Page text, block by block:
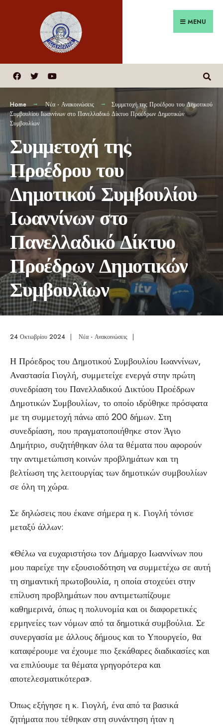
MENU
Home Νέα - Ανακοινώσεις
Συμμετοχή της Προέδρου του Δημοτικού
Συμβουλίου Ιωαννίνων στο Πανελλαδικό Δίκτυο Προέδρων Δημοτικών
Συμβουλίων
Συμμετοχή της
Προέδρου του
Δημοτικού Συμβουλίου
Ιωαννίνων στο
Πανελλαδικό Δίκτυο
Προέδρων Δημοτικών
Συμβουλίων
24 Οκτωβρίου 2024 | Νέα - Ανακοινώσεις |
Η Πρόεδρος του Δημοτικού Συμβουλίου Ιωαννίνων,
Αναστασία Γιογλή, συμμετείχε ενεργά στην πρώτη
συνεδρίαση του Πανελλαδικού Δικτύου Προέδρων
Δημοτικών Συμβουλίων, το οποίο ιδρύθηκε πρόσφατα
με τη συμμετοχή πάνω από 200 δήμων. Στη
συνεδρίαση, που πραγματοποιήθηκε στον Άγιο
Δημήτριο, συζητήθηκαν όλα τα θέματα που αφορούν
την αντιμετώπιση κοινών προβλημάτων και τη
βελτίωση της λειτουργίας των δημοτικών συμβουλίων
σε όλη τη χώρα.
Σε δηλώσεις που έκανε σήμερα η κ. Γιογλή τόνισε
μεταξύ άλλων:
«Θέλω να ευχαριστήσω τον Δήμαρχο Ιωαννίνων που
μου παρείχε την εξουσιοδότηση να συμμετέχω σε αυτή
τη σημαντική πρωτοβουλία, η οποία στοχεύει στην
επίλυση προβλημάτων που αντιμετωπίζουμε
καθημερινά, όπως η πολυνομία και οι διαφορετικές
ερμηνείες των νόμων από τα δημοτικά συμβούλια. Σε
συνεργασία με άλλους δήμους και το Υπουργείο, θα
καταφέρουμε να έχουμε πιο ξεκάθαρες διαδικασίες και
να επιλύουμε τα θέματα γρηγορότερα και
αποτελεσματικότερα».
Όπως εξήγησε η κ. Γιογλή, ένα από τα βασικά
ζητήματα που τέθηκαν στη συνάντηση ήταν η